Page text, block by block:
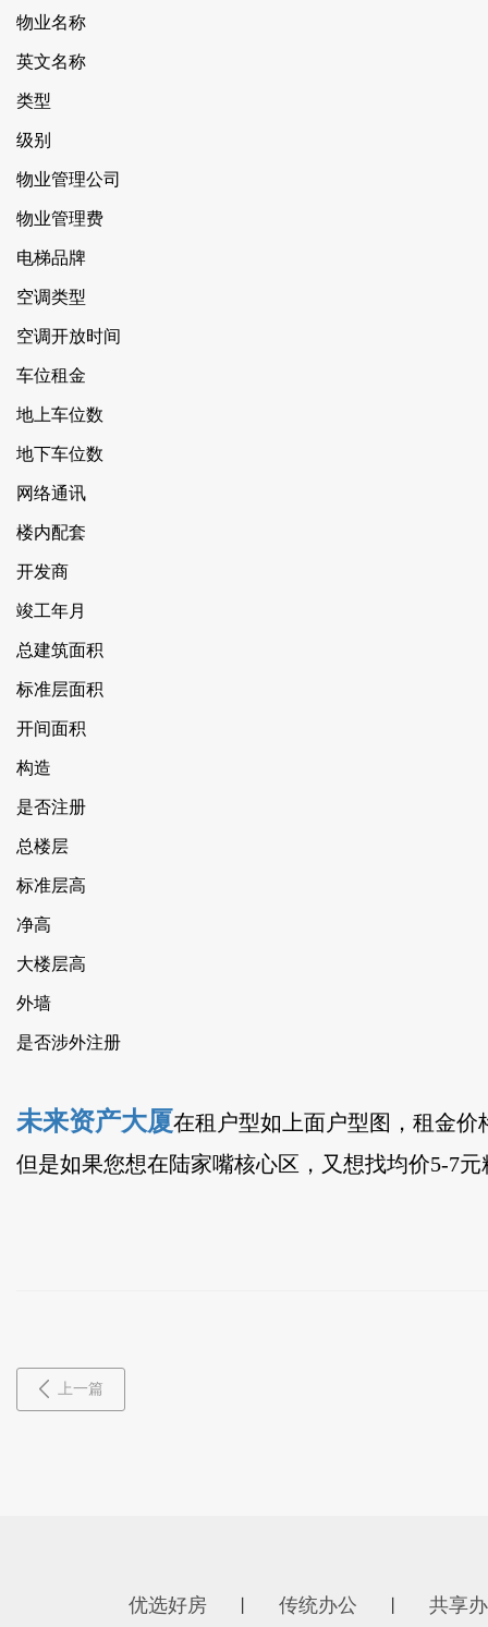
物业名称
英文名称
类型
级别
物业管理公司
物业管理费
电梯品牌
空调类型
空调开放时间
车位租金
地上车位数
地下车位数
网络通讯
楼内配套
开发商
竣工年月
总建筑面积
标准层面积
开间面积
构造
是否注册
总楼层
标准层高
净高
大楼层高
外墙
是否涉外注册
未来资产大厦在租户型如上面户型图，租金价
但是如果您想在陆家嘴核心区，又想找均价5-7
上一篇
优选好房 传统办公 共享